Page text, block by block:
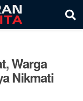
Warga
Nikmati